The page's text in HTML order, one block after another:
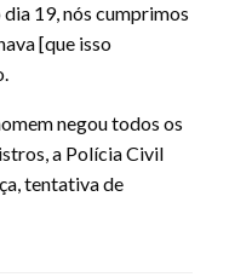
19, nós cumprimos
[que isso
negou todos os
a Polícia Civil
tentativa de